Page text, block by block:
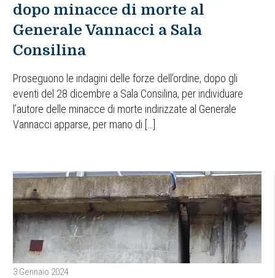
dopo minacce di morte al
Generale Vannacci a Sala
Consilina
Proseguono le indagini delle forze dell’ordine, dopo gli
eventi del 28 dicembre a Sala Consilina, per individuare
l’autore delle minacce di morte indirizzate al Generale
Vannacci apparse, per mano di […]
3 Gennaio 2024